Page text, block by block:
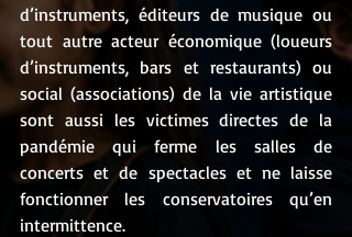
d’instruments, éditeurs de musique ou
tout autre acteur économique (loueurs
d’instruments, bars et restaurants) ou
social (associations) de la vie artistique
sont aussi les victimes directes de la
pandémie qui ferme les salles de
concerts et de spectacles et ne laisse
fonctionner les conservatoires qu’en
intermittence.